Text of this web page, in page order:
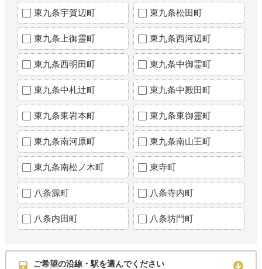
東九条宇賀辺町 東九条松田町
東九条上御霊町 東九条西河辺町
東九条西明田町 東九条中御霊町
東九条中札辻町 東九条中殿田町
東九条東岩本町 東九条東御霊町
東九条南河原町 東九条南山王町
東九条南松ノ木町 東寺町
八条源町 八条寺内町
八条内田町 八条坊門町
ご希望の沿線・駅を選んでください